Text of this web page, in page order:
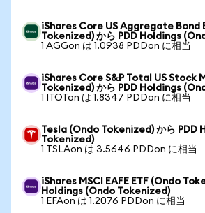
iShares Core US Aggregate Bond
Tokenized) から PDD Holdings
1 AGGon は 1.0938 PDDon に相当
iShares Core S&P Total US Stock
Tokenized) から PDD Holdings
1 ITOTon は 1.8347 PDDon に相当
Tesla (Ondo Tokenized) から PDD
Tokenized)
1 TSLAon は 3.5646 PDDon に相当
iShares MSCI EAFE ETF (Ondo
Holdings (Ondo Tokenized)
1 EFAon は 1.2076 PDDon に相当